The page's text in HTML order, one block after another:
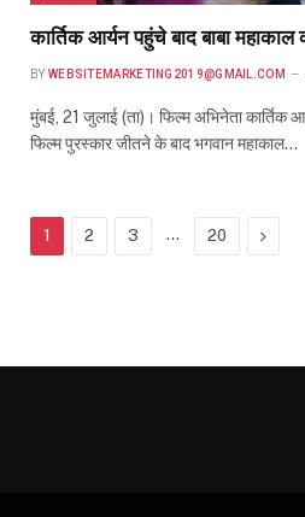
कार्तिक आर्यन पहुंचे बाद बाबा
BY WEBSITEMARKETING2019@GMAIL.COM
मुंबई, 21 जुलाई (ता)। फिल्म अभिनेता कार्तिक
फिल्म पुरस्कार जीतने के बाद भगवान महाकाल…
1 2 3 … 20 Next